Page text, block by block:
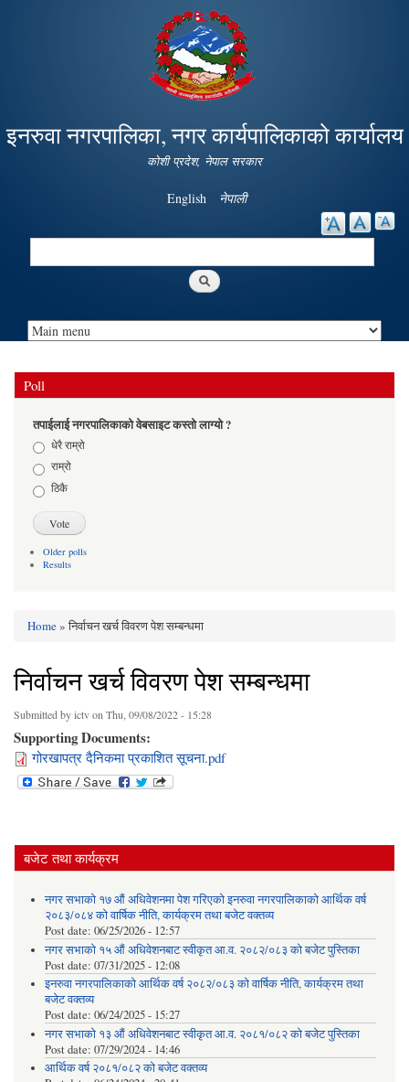
Skip to
main
content
इनरुवा नगरपालिका, नगर कार्यपालिकाको कार्यालय
कोशी प्रदेश, नेपाल सरकार
English नेपाली
Search
Poll
तपाईलाई नगरपालिकाको वेबसाइट कस्तो लाग्यो ?
Choicesधेरै राम्रो
राम्रो
ठिकै
Older polls
Results
Home» निर्वाचन खर्च विवरण पेश सम्बन्धमा
निर्वाचन खर्च विवरण पेश सम्बन्धमा
Submitted byictvon Thu, 09/08/2022 - 15:28
Supporting Documents:
गोरखापत्र दैनिकमा प्रकाशित सूचना.pdf
बजेट तथा कार्यक्रम
नगर सभाको १७ औं अधिवेशनमा पेश गरिएको इनरुवा नगरपालिकाको आर्थिक वर्ष
२०८३/०८४ को वार्षिक नीति, कार्यक्रम तथा बजेट वक्तव्य
Post date: 06/25/2026 - 12:57
नगर सभाको १५ औं अधिवेशनबाट स्वीकृत आ.व. २०८२/०८३ को बजेट पुस्तिका
Post date: 07/31/2025 - 12:08
इनरुवा नगरपालिकाको आर्थिक वर्ष २०८२/०८३ को वार्षिक नीति, कार्यक्रम तथा
बजेट वक्तव्य
Post date: 06/24/2025 - 15:27
नगर सभाको १३ औं अधिवेशनबाट स्वीकृत आ.व. २०८१/०८२ को बजेट पुस्तिका
Post date: 07/29/2024 - 14:46
आर्थिक वर्ष २०८१/०८२ को बजेट वक्तव्य